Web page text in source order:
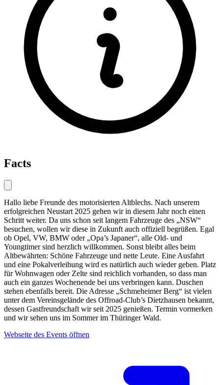
Facts
Hallo liebe Freunde des motorisierten Altblechs. Nach unserem
erfolgreichen Neustart 2025 gehen wir in diesem Jahr noch einen
Schritt weiter. Da uns schon seit langem Fahrzeuge des „NSW“
besuchen, wollen wir diese in Zukunft auch offiziell begrüßen. Egal
ob Opel, VW, BMW oder „Opa’s Japaner“, alle Old- und
Youngtimer sind herzlich willkommen. Sonst bleibt alles beim
Altbewährten: Schöne Fahrzeuge und nette Leute. Eine Ausfahrt
und eine Pokalverleihung wird es natürlich auch wieder geben. Platz
für Wohnwagen oder Zelte sind reichlich vorhanden, so dass man
auch ein ganzes Wochenende bei uns verbringen kann. Duschen
stehen ebenfalls bereit. Die Adresse „Schmeheimer Berg“ ist vielen
unter dem Vereinsgelände des Offroad-Club’s Dietzhausen bekannt,
dessen Gastfreundschaft wir seit 2025 genießen. Termin vormerken
und wir sehen uns im Sommer im Thüringer Wald.
Webseite des Events öffnen